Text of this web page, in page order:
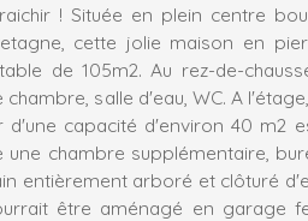
! Située en plein centre
cette jolie maison en
de 105m2. Au rez-de-
chambre, salle d'eau, WC. A
capacité d'environ 40 m2
chambre supplémentaire,
entièrement arboré et clôturé
être aménagé en garage